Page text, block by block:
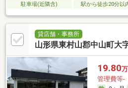
駐車場(近隣含) 駅から徒歩20分以
貸店舗・事務所
山形県東村山郡中山町大
19.80
管理費等-